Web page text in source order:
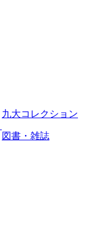
九大コレクション
図書・雑誌